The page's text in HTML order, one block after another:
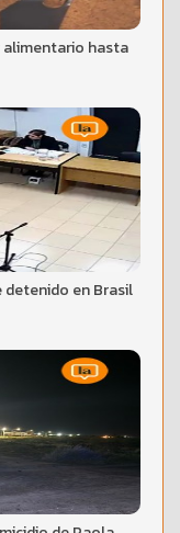
hasta
detenido en Brasil